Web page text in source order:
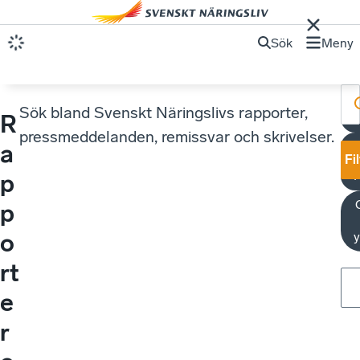
Sök Meny
R
a
p
p
o
rt
e
r
Sök bland Svenskt Näringslivs rapporter,
pressmeddelanden, remissvar och skrivelser.